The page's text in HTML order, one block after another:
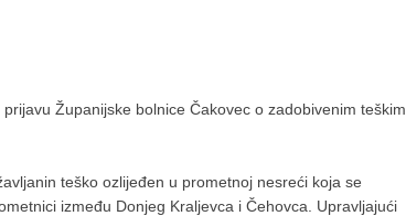
Županijske bolnice Čakovec o zadobivenim teškim
teško ozlijeđen u prometnoj nesreći koja se
između Donjeg Kraljevca i Čehovca. Upravljajući